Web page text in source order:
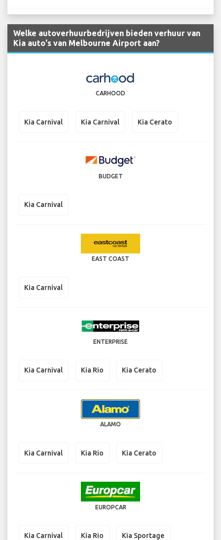
Welke autoverhuurbedrijven bieden verhuur van
Kia auto's van Melbourne Airport aan?
CARHOOD
Kia Carnival Kia Carnival Kia Cerato
BUDGET
Kia Carnival
EAST COAST
Kia Carnival
ENTERPRISE
Kia Carnival Kia Rio Kia Cerato
ALAMO
Kia Carnival Kia Rio Kia Cerato
EUROPCAR
Kia Carnival Kia Rio Kia Sportage